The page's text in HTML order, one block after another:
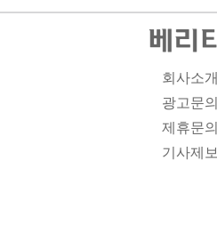
회사소개
광고문의
제휴문의
기사제보